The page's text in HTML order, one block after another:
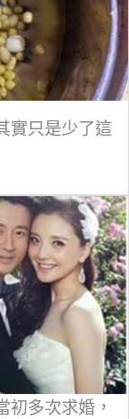
實只是少了這
初多次求婚，